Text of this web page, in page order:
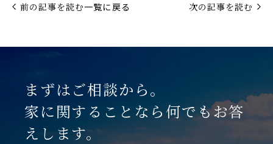
前の記事を読む一覧に戻る 次の記事を読む
まずはご相談から。
家に関することなら何でもお答
えします。